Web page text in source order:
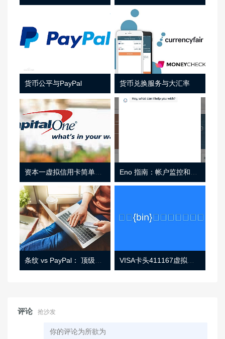
货币公平与PayPal 货币兑换服务与大汇率
资本一虚拟信用卡简单介绍
条纹 vs PayPal： 顶级功能， 定价 （和更多！ VISA卡头411167虚拟卡基础信息
评论 抢沙发